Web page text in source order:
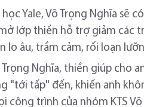
học Yale, Võ Trọng Nghĩa
lớp thiền hỗ trợ giảm các
lo âu, trầm cảm, rối loạn
Trọng Nghĩa, thiền giúp cho
"tới tấp" đến, khiến anh
công trình của nhóm KTS